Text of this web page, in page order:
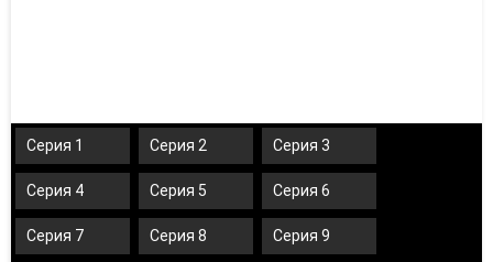
Серия 1 Серия 2 Серия 3
Серия 4 Серия 5 Серия 6
Серия 7 Серия 8 Серия 9